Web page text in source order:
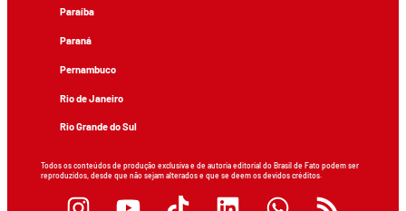
Paraíba
Paraná
Pernambuco
Rio de Janeiro
Rio Grande do Sul
Todos os conteúdos de produção exclusiva e de autoria editorial do Brasil de Fato podem ser
reproduzidos, desde que não sejam alterados e que se deem os devidos créditos.